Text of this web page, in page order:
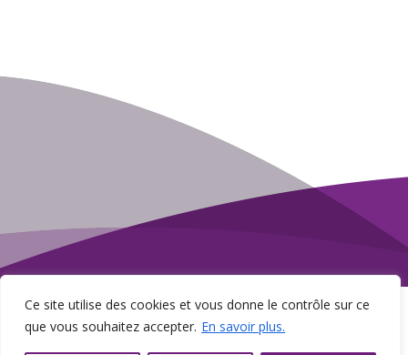
Ce site utilise des cookies et vous donne le contrôle sur ce
que vous souhaitez accepter. En savoir plus.
Copyright © 2026 CAP RH. Tous droits réservés.
Accueil
Présentation Expertise
Contact